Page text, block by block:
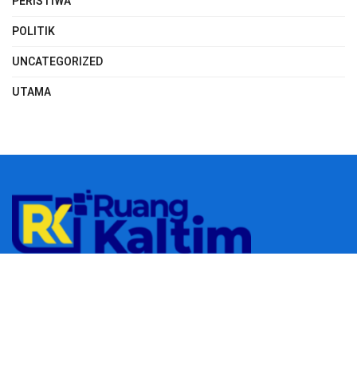
POLITIK
UNCATEGORIZED
UTAMA